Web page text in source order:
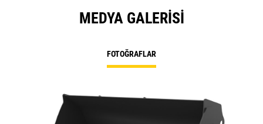
MEDYA GALERISI
FOTOĞRAFLAR